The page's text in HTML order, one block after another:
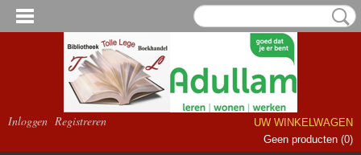
Inloggen Registreren
UW WINKELWAGEN
Geen producten (0)